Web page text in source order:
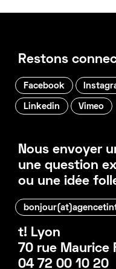
Restons
Facebook
Linkedin Vimeo
Nous envoyer
une question
ou une idée
t! Lyon
70 rue Maurice
04 72 00 10 20